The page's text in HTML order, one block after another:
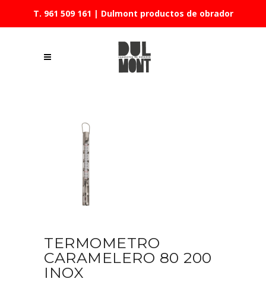
T. 961 509 161 | Dulmont productos de obrador
TERMOMETRO
CARAMELERO 80 200
INOX